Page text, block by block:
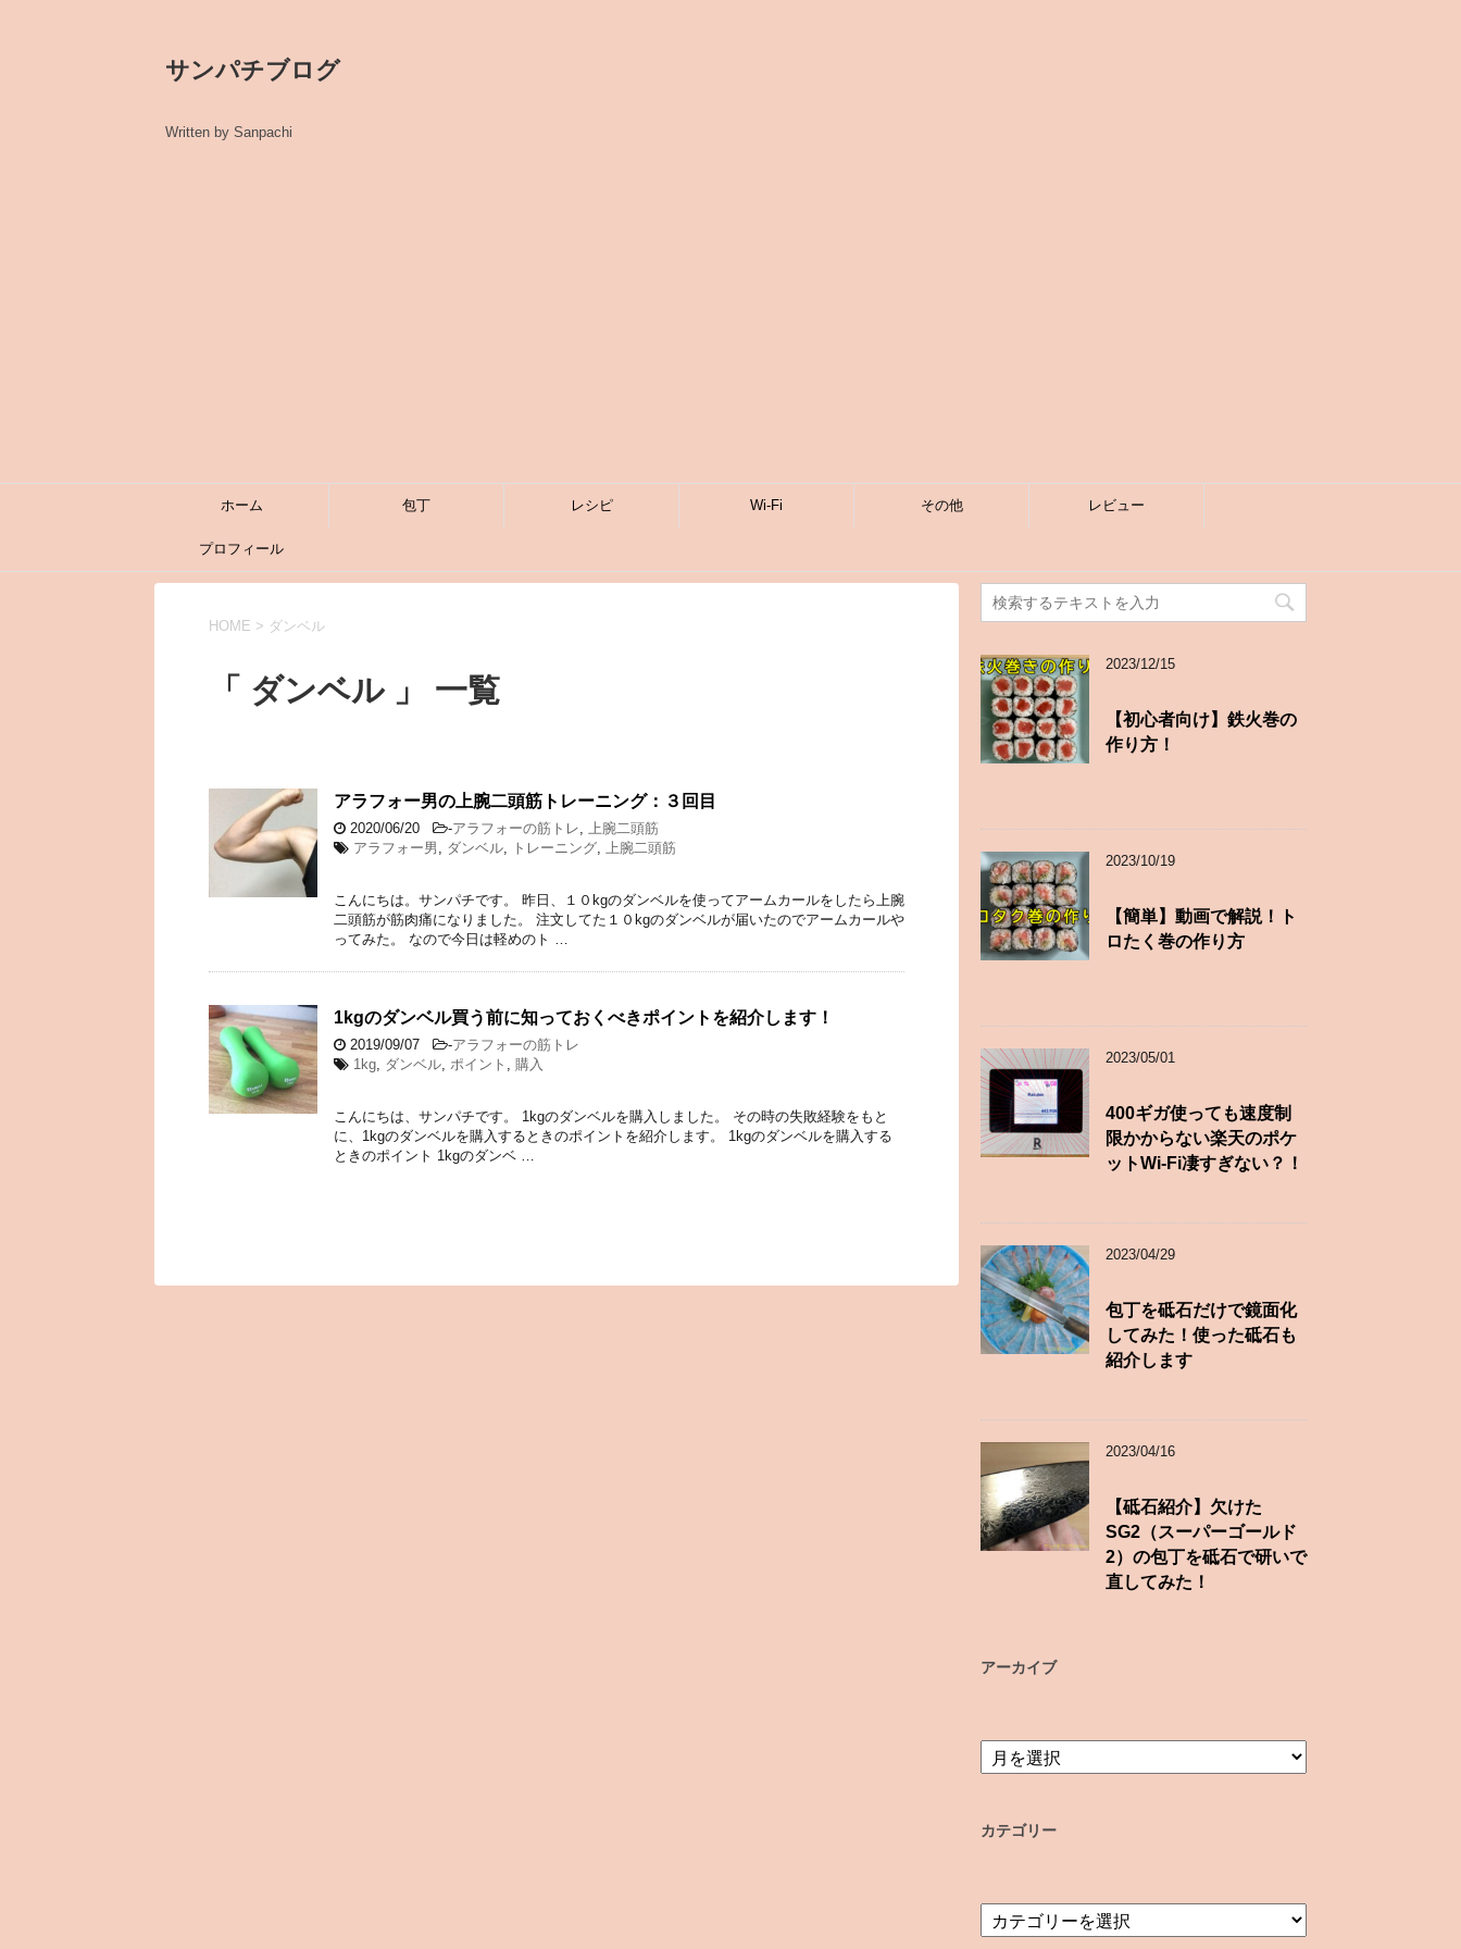
サンパチブログ
Written by Sanpachi
ホーム 包丁 レシピ Wi-Fi その他 レビュー
プロフィール
HOME > ダンベル
「 ダンベル 」 一覧
アラフォー男の上腕二頭筋トレーニング：３回目
2020/06/20 -アラフォーの筋トレ, 上腕二頭筋
アラフォー男 , ダンベル, トレーニング, 上腕二頭筋
こんにちは。サンパチです。 昨日、１０kgのダンベルを使ってアームカールをしたら上腕
二頭筋が筋肉痛になりました。 注文してた１０kgのダンベルが届いたのでアームカールや
ってみた。 なので今日は軽めのト …
1kgのダンベル買う前に知っておくべきポイントを紹介します！
2019/09/07 -アラフォーの筋トレ
1kg, ダンベル, ポイント , 購入
こんにちは、サンパチです。 1kgのダンベルを購入しました。 その時の失敗経験をもと
に、1kgのダンベルを購入するときのポイントを紹介します。 1kgのダンベルを購入する
ときのポイント 1kgのダンベ …
2023/12/15
【初心者向け】鉄火巻の
作り方！
2023/10/19
【簡単】動画で解説！ト
ロたく巻の作り方
2023/05/01
400ギガ使っても速度制
限かからない楽天のポケ
ットWi-Fi凄すぎない？！
2023/04/29
包丁を砥石だけで鏡面化
してみた！使った砥石も
紹介します
2023/04/16
【砥石紹介】欠けた
SG2（スーパーゴールド
2）の包丁を砥石で研いで
直してみた！
アーカイブ
ア
ー
ブ
カテゴリー
テ